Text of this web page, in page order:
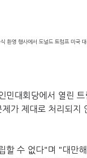
환영 행사에서 도널드 트럼프 미국
대회당에서 열린
가 제대로 처리되지
수 없다"며 "대만